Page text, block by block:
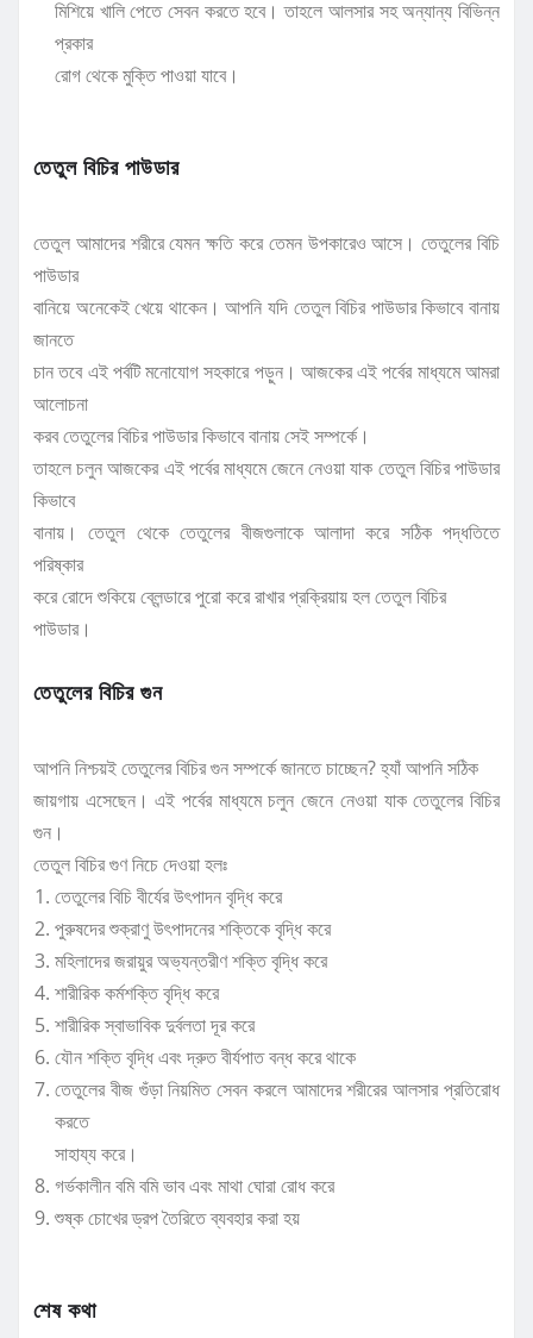
মিশিয়ে খালি পেতে সেবন করতে হবে। তাহলে আলসার সহ অন্যান্য বিভিন্ন
প্রকার
রোগ থেকে মুক্তি পাওয়া যাবে।
তেতুল বিচির পাউডার
তেতুল আমাদের শরীরে যেমন ক্ষতি করে তেমন উপকারেও আসে। তেতুলের বিচি
পাউডার
বানিয়ে অনেকেই খেয়ে থাকেন। আপনি যদি তেতুল বিচির পাউডার কিভাবে বানায়
জানতে
চান তবে এই পর্বটি মনোযোগ সহকারে পড়ুন। আজকের এই পর্বের মাধ্যমে আমরা
আলোচনা
করব তেতুলের বিচির পাউডার কিভাবে বানায় সেই সম্পর্কে।
তাহলে চলুন আজকের এই পর্বের মাধ্যমে জেনে নেওয়া যাক তেতুল বিচির পাউডার
কিভাবে
বানায়। তেতুল থেকে তেতুলের বীজগুলাকে আলাদা করে সঠিক পদ্ধতিতে
পরিষ্কার
করে রোদে শুকিয়ে ব্লেন্ডারে পুরো করে রাখার প্রক্রিয়ায় হল তেতুল বিচির
পাউডার।
তেতুলের বিচির গুন
আপনি নিশ্চয়ই তেতুলের বিচির গুন সম্পর্কে জানতে চাচ্ছেন? হ্যাঁ আপনি সঠিক
জায়গায় এসেছেন। এই পর্বের মাধ্যমে চলুন জেনে নেওয়া যাক তেতুলের বিচির
গুন।
তেতুল বিচির গুণ নিচে দেওয়া হলঃ
তেতুলের বিচি বীর্যের উৎপাদন বৃদ্ধি করে
পুরুষদের শুক্রাণু উৎপাদনের শক্তিকে বৃদ্ধি করে
মহিলাদের জরায়ুর অভ্যন্তরীণ শক্তি বৃদ্ধি করে
শারীরিক কর্মশক্তি বৃদ্ধি করে
শারীরিক স্বাভাবিক দুর্বলতা দূর করে
যৌন শক্তি বৃদ্ধি এবং দ্রুত বীর্যপাত বন্ধ করে থাকে
তেতুলের বীজ গুঁড়া নিয়মিত সেবন করলে আমাদের শরীরের আলসার প্রতিরোধ
করতে
সাহায্য করে।
গর্ভকালীন বমি বমি ভাব এবং মাথা ঘোরা রোধ করে
শুষ্ক চোখের ড্রপ তৈরিতে ব্যবহার করা হয়
শেষ কথা